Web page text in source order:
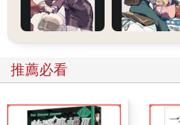
學來定義的詞彙。但和藝術不同的
「神」「真實」「美德」「良善」
們不感興趣了。有些美學家甚至建議
究──反正，它們也不是那麼地重要
議題（如：藝術、藝術的本質和鑑
要。 許多藝術家也貶低了美與美麗
道，美與美麗的事物和乏味的資本
推薦必看